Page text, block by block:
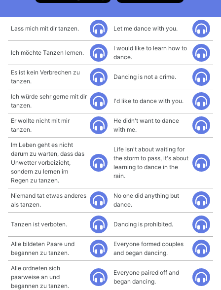
Lass mich mit dir tanzen. Let me dance with you.
Ich möchte Tanzen lernen.
I would like to learn how to
dance.
Es ist kein Verbrechen zu
tanzen.
Dancing is not a crime.
Ich würde sehr gerne mit dir
tanzen.
I'd like to dance with you.
Er wollte nicht mit mir
tanzen.
He didn't want to dance
with me.
Im Leben geht es nicht
darum zu warten, dass das
Unwetter vorbeizieht,
sondern zu lernen im
Regen zu tanzen.
Life isn't about waiting for
the storm to pass, it's about
learning to dance in the
rain.
Niemand tat etwas anderes
als tanzen.
No one did anything but
dance.
Tanzen ist verboten. Dancing is prohibited.
Alle bildeten Paare und
begannen zu tanzen.
Everyone formed couples
and began dancing.
Alle ordneten sich
paarweise an und
begannen zu tanzen.
Everyone paired off and
began dancing.